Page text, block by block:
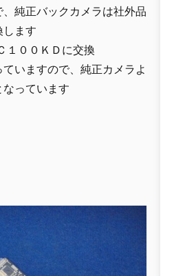
純正バックカメラは社外品
します
１００ＫＤに交換
いますので、純正カメラよ
なっています